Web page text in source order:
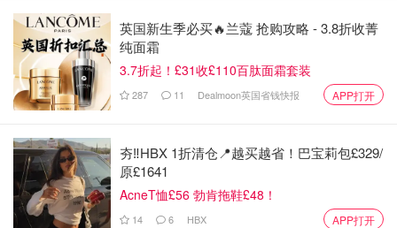
英国新生季必买🔥兰蔻 抢购攻略 - 3.8折收菁
纯面霜
3.7折起！£31收£110百肽面霜套装
287 11 Dealmoon英国省钱快报 APP打开
夯‼️HBX 1折清仓📍越买越省！巴宝莉包£329/
原£1641
AcneT恤£56 勃肯拖鞋£48！
14 6 HBX APP打开